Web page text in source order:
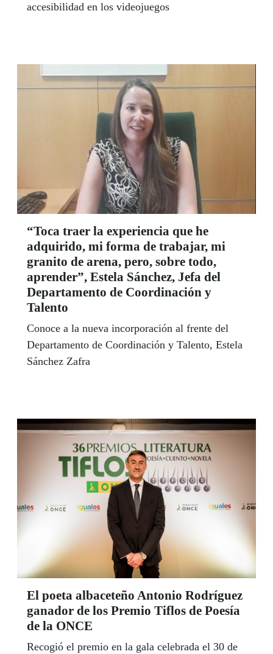
accesibilidad en los videojuegos
“Toca traer la experiencia que he
adquirido, mi forma de trabajar, mi
granito de arena, pero, sobre todo,
aprender”, Estela Sánchez, Jefa del
Departamento de Coordinación y
Talento
Conoce a la nueva incorporación al frente del
Departamento de Coordinación y Talento, Estela
Sánchez Zafra
El poeta albaceteño Antonio Rodríguez
ganador de los Premio Tiflos de Poesía
de la ONCE
Recogió el premio en la gala celebrada el 30 de